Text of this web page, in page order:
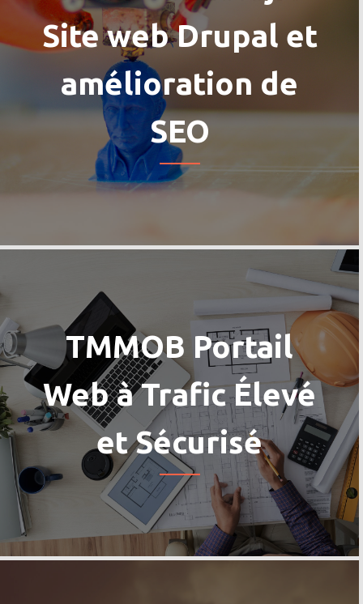
Site web Drupal et
amélioration de
SEO
TMMOB Portail
Web à Trafic Élevé
et Sécurisé